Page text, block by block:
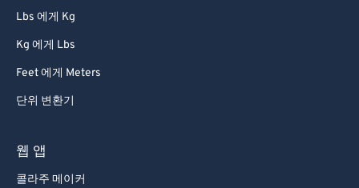
Lbs 에게 Kg
Kg 에게 Lbs
Feet 에게 Meters
단위 변환기
웹 앱
콜라주 메이커